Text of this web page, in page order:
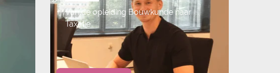
Van de opleiding Bouwkunde naar
Taxatie